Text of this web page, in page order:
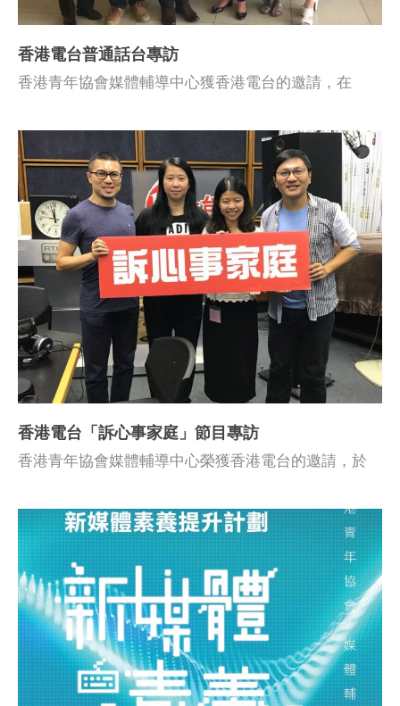
香港電台普通話台專訪
香港青年協會媒體輔導中心獲香港電台的邀請，在
的節目，分享亞洲傑出家庭工作計劃 2018「Be
NetWise新媒體素養教育計劃」的經驗，以及媒體素養
教育對家庭的重要。
香港電台「訴心事家庭」節目專訪
香港青年協會媒體輔導中心榮獲香港電台的邀請，於
目，與主持人杜雯惠及崔永豪醫生，暢談新媒體素養的
重要性和價值教育，更解答聽眾來電，透過大氣電波向
大眾宣揚新媒體素養訊息，分享在家庭培養子女媒體素
養心得。